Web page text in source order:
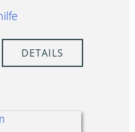
DETAILS